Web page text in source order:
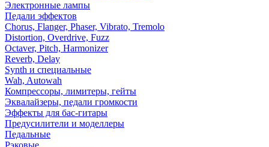
Электронные лампы
Педали эффектов
Chorus, Flanger, Phaser, Vibrato, Tremolo
Distortion, Overdrive, Fuzz
Octaver, Pitch, Harmonizer
Reverb, Delay
Synth и специальные
Wah, Autowah
Компрессоры, лимитеры, гейты
Эквалайзеры, педали громкости
Эффекты для бас-гитары
Предусилители и моделлеры
Педальные
Рэковые